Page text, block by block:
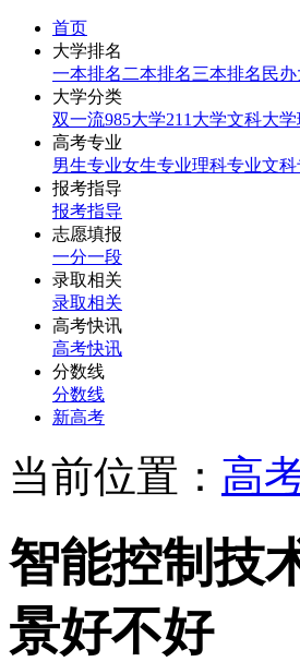
首页
大学排名
一本排名 二本排名三本排名 民
大学分类
双一流985大学211大学文科大学
高考专业
男生专业女生专业理科专业文科
报考指导
报考指导
志愿填报
一分一段
录取相关
录取相关
高考快讯
高考快讯
分数线
分数线
新高考
当前位置： 高
智能控制技
景好不好